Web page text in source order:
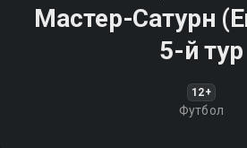
Мастер-Сатурн
5-й тур
12+
Футбол